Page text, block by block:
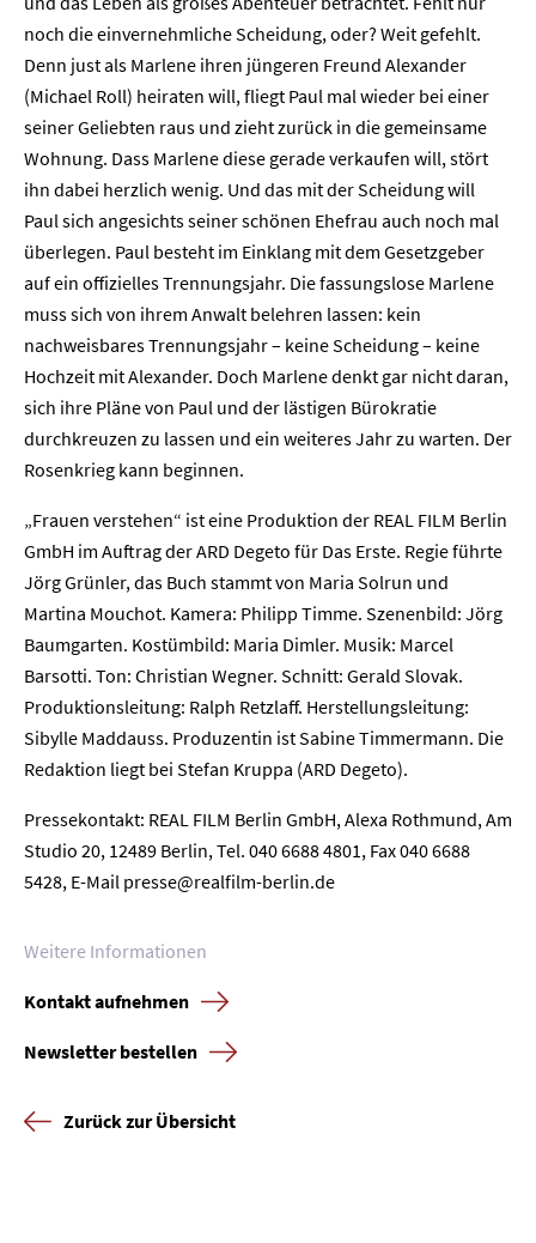
noch die einvernehmliche Scheidung, oder? Weit gefehlt.
Denn just als Marlene ihren jüngeren Freund Alexander
(Michael Roll) heiraten will, fliegt Paul mal wieder bei einer
seiner Geliebten raus und zieht zurück in die gemeinsame
Wohnung. Dass Marlene diese gerade verkaufen will, stört
ihn dabei herzlich wenig. Und das mit der Scheidung will
Paul sich angesichts seiner schönen Ehefrau auch noch mal
überlegen. Paul besteht im Einklang mit dem Gesetzgeber
auf ein offizielles Trennungsjahr. Die fassungslose Marlene
muss sich von ihrem Anwalt belehren lassen: kein
nachweisbares Trennungsjahr – keine Scheidung – keine
Hochzeit mit Alexander. Doch Marlene denkt gar nicht daran,
sich ihre Pläne von Paul und der lästigen Bürokratie
durchkreuzen zu lassen und ein weiteres Jahr zu warten. Der
Rosenkrieg kann beginnen.
„Frauen verstehen“ ist eine Produktion der REAL FILM Berlin
GmbH im Auftrag der ARD Degeto für Das Erste. Regie führte
Jörg Grünler, das Buch stammt von Maria Solrun und
Martina Mouchot. Kamera: Philipp Timme. Szenenbild: Jörg
Baumgarten. Kostümbild: Maria Dimler. Musik: Marcel
Barsotti. Ton: Christian Wegner. Schnitt: Gerald Slovak.
Produktionsleitung: Ralph Retzlaff. Herstellungsleitung:
Sibylle Maddauss. Produzentin ist Sabine Timmermann. Die
Redaktion liegt bei Stefan Kruppa (ARD Degeto).
Pressekontakt: REAL FILM Berlin GmbH, Alexa Rothmund, Am
Studio 20, 12489 Berlin, Tel. 040 6688 4801, Fax 040 6688
5428, E-Mail presse@realfilm-berlin.de
Weitere Informationen
Kontakt aufnehmen
Newsletter bestellen
Zurück zur Übersicht
Home
Unternehmen
Presse
Karriere
Kontakt
Newsletter Datenschutz Impressum